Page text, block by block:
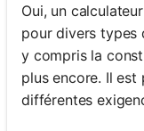
Oui, un
pour divers types
y compris la
plus encore. Il
différentes